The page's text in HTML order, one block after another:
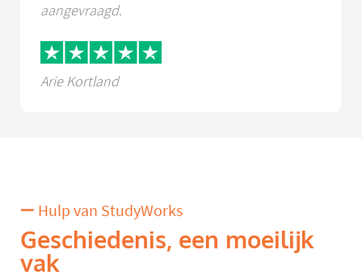
aangevraagd.
Arie Kortland
Hulp van StudyWorks
Geschiedenis, een moeilijk
vak